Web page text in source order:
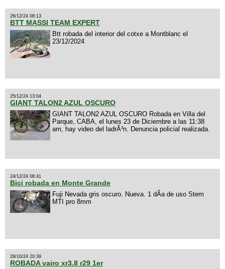
26/12/24 08:13
BTT MASSI TEAM EXPERT
Btt robada del interior del cotxe a Montblanc el
23/12/2024
25/12/24 13:04
GIANT TALON2 AZUL OSCURO
GIANT TALON2 AZUL OSCURO Robada en Villa del
Parque, CABA, el lunes 23 de Diciembre a las 11:38
am, hay video del ladrÃ³n. Denuncia policial realizada.
24/12/24 08:41
Bici robada en Monte Grande
Fuji Nevada gris oscuro. Nueva. 1 dÃ­a de uso Stem
MTI pro 8mm
28/10/24 20:39
ROBADA vairo xr3.8 r29 1er